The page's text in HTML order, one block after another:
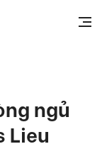
ngủ
Lieu